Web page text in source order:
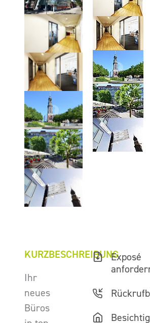
KURZBESCHREIBUNG
Ihr
neues
Büros
Exposé